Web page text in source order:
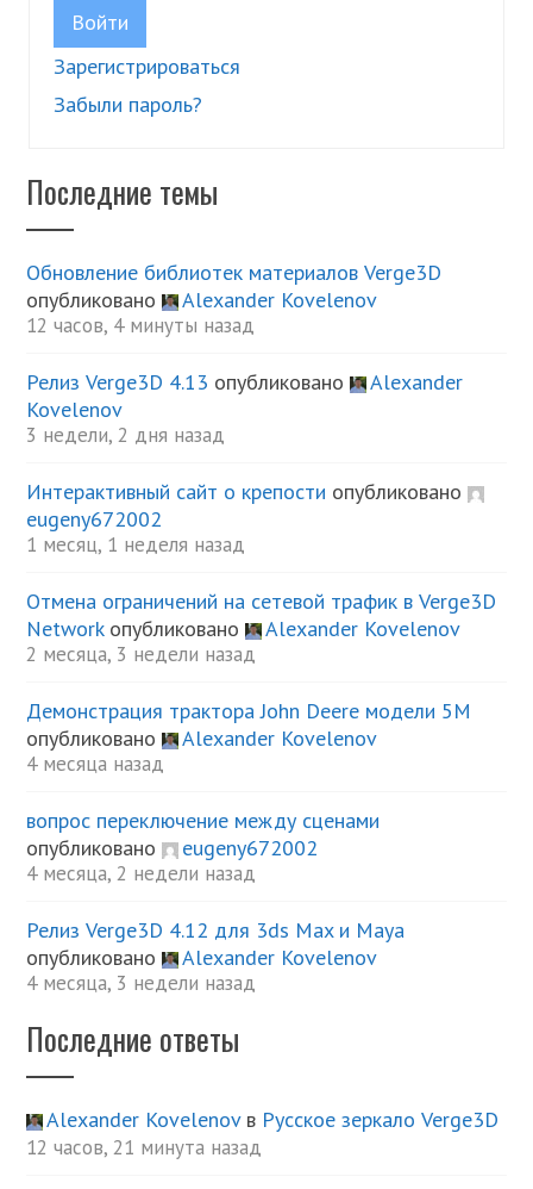
Войти
Зарегистрироваться
Забыли пароль?
Последние темы
Обновление библиотек материалов Verge3D
опубликовано
Alexander Kovelenov
12 часов, 4 минуты назад
Релиз Verge3D 4.13 опубликовано
Alexander
Kovelenov
3 недели, 2 дня назад
Интерактивный сайт о крепости опубликовано
eugeny672002
1 месяц, 1 неделя назад
Отмена ограничений на сетевой трафик в Verge3D
Networkопубликовано Alexander Kovelenov
2 месяца, 3 недели назад
Демонстрация трактора John Deere модели 5М
опубликовано
Alexander Kovelenov
4 месяца назад
вопрос переключение между сценами
опубликовано
eugeny672002
4 месяца, 2 недели назад
Релиз Verge3D 4.12 для 3ds Max и Maya
опубликовано
Alexander Kovelenov
4 месяца, 3 недели назад
Последние ответы
Alexander Kovelenovв Русское зеркало Verge3D
12 часов, 21 минута назад